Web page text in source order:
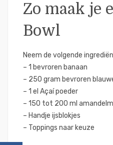
Zo maak je
Bowl
Neem de volgende
– 1 bevroren banaan
– 250 gram bevroren
– 1 el Açaí poeder
– 150 tot 200 ml
– Handje ijsblokjes
– Toppings naar keuze